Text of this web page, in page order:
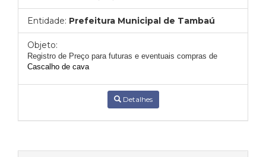
Entidade: Prefeitura Municipal de Tambaú
Objeto:
Registro de Preço para futuras e eventuais compras de
Cascalho de cava
Detalhes